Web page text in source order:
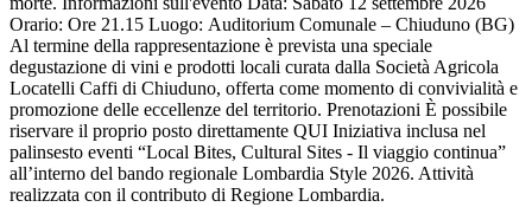
Orario: Ore 21.15 Luogo: Auditorium Comunale – Chiuduno (BG)
Al termine della rappresentazione è prevista una speciale
degustazione di vini e prodotti locali curata dalla Società Agricola
Locatelli Caffi di Chiuduno, offerta come momento di convivialità e
promozione delle eccellenze del territorio. Prenotazioni È possibile
riservare il proprio posto direttamente QUI Iniziativa inclusa nel
palinsesto eventi “Local Bites, Cultural Sites - Il viaggio continua”
all’interno del bando regionale Lombardia Style 2026. Attività
realizzata con il contributo di Regione Lombardia.